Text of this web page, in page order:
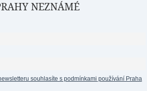
NEZNÁMÉ
souhlasíte s podmínkami používání Praha